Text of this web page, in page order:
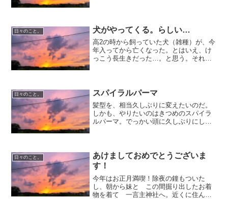
日々のこと。 犬がやってくる。らしい…
高2の時から飼っていた犬（雑種）が、今
年入ってから亡くなった。とはいえ、け
っこう長生きだった…。と思う。それま
なぜか迷い犬がいたの...
日々のこと。 スパイラルパーマ
髪型を、相当久しぶりに変えたいのだ。
しかも、やりたいのはきつめのスパイラ
ルパーマ。でっかい頭に久しぶりにした
日々のこと。
あけましておめでとうございま
す！
今年はお正月満喫！除夜の鐘もついた
し、朝から妹と この間掘り出したお着
物を着て 一言主神社へ。近くに住んで